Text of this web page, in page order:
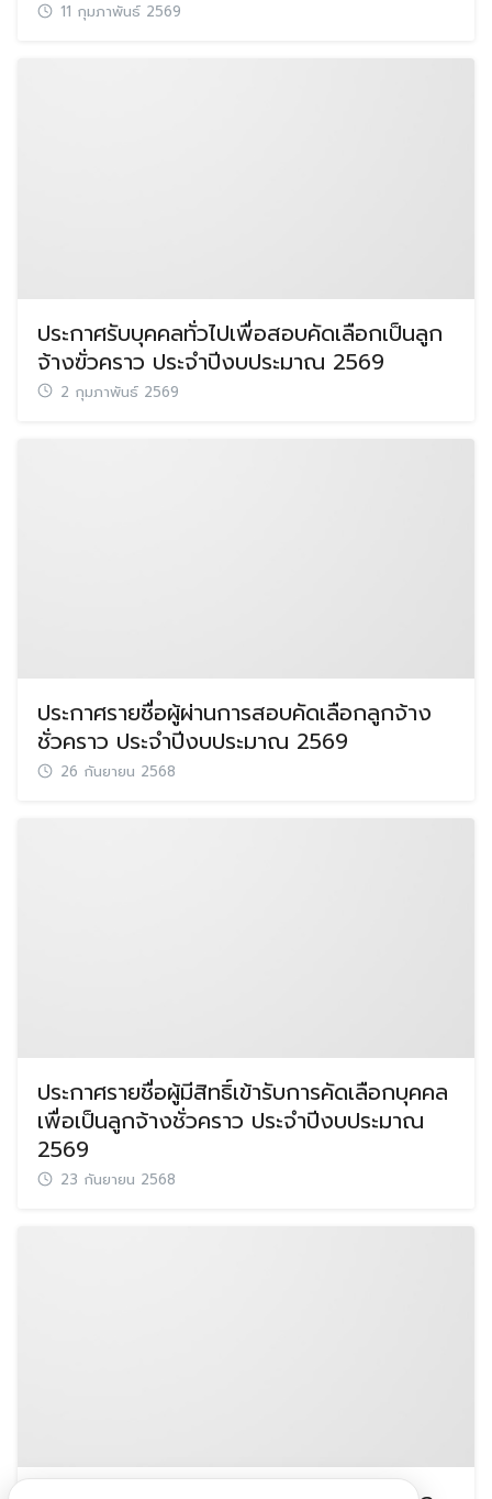
11 กุมภาพันธ์ 2569
ประกาศรับบุคคลทั่วไปเพื่อสอบคัดเลือกเป็นลูก
จ้างฃั่วคราว ประจำปีงบประมาณ 2569
2 กุมภาพันธ์ 2569
ประกาศรายชื่อผู้ผ่านการสอบคัดเลือกลูกจ้าง
ชั่วคราว ประจำปีงบประมาณ 2569
26 กันยายน 2568
ประกาศรายชื่อผู้มีสิทธิ์เข้ารับการคัดเลือกบุคคล
เพื่อเป็นลูกจ้างชั่วคราว ประจำปีงบประมาณ
2569
23 กันยายน 2568